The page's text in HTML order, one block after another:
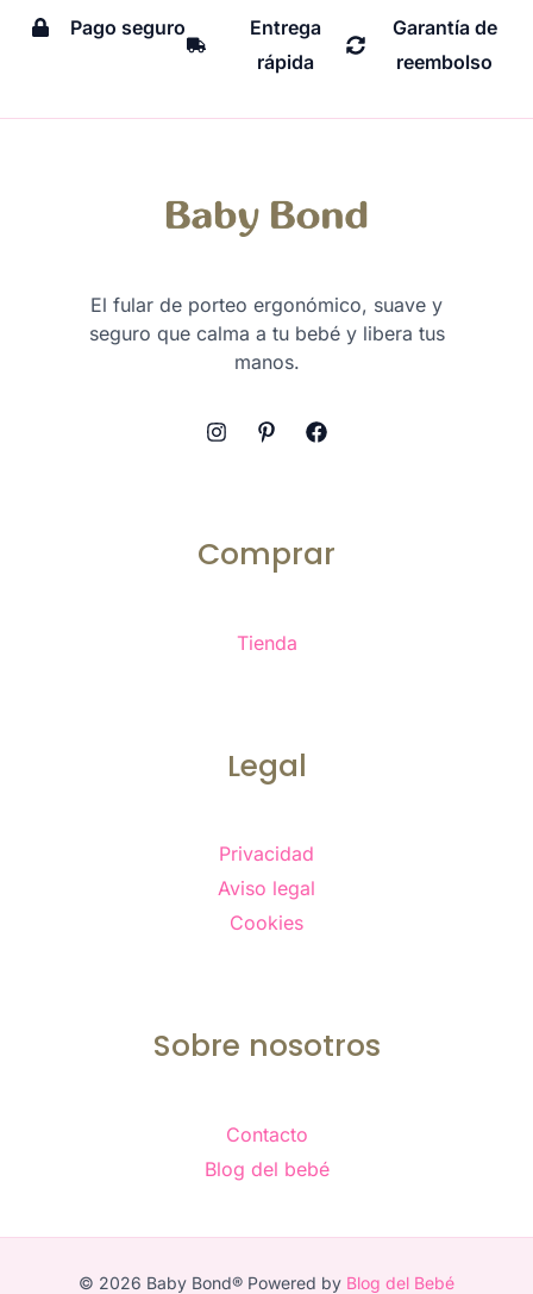
Pago seguro
Entrega
rápida
Garantía de
reembolso
El fular de porteo ergonómico, suave y
seguro que calma a tu bebé y libera tus
manos.
Comprar
Tienda
Legal
Privacidad
Aviso legal
Cookies
Sobre nosotros
Contacto
Blog del bebé
© 2026 Baby Bond® Powered by Blog del Bebé